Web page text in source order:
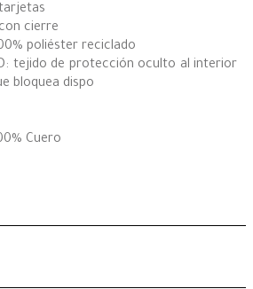
cierre
poliéster reciclado
tejido de protección oculto al interior
bloquea dispo
Cuero